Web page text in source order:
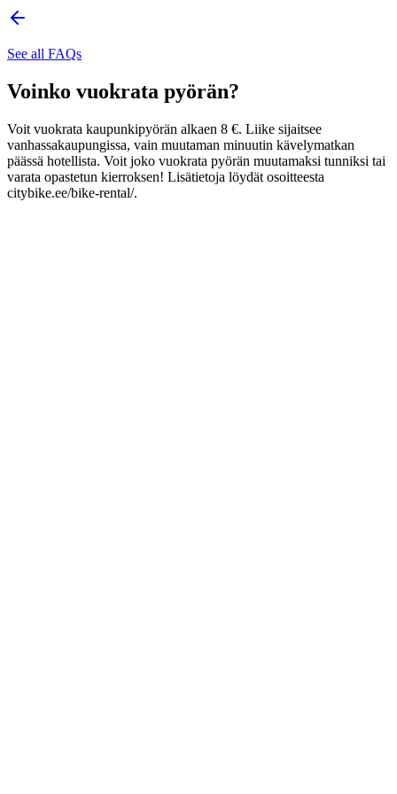
See all FAQs
Voinko vuokrata pyörän?
Voit vuokrata kaupunkipyörän alkaen 8 €. Liike sijaitsee
vanhassakaupungissa, vain muutaman minuutin kävelymatkan
päässä hotellista. Voit joko vuokrata pyörän muutamaksi tunniksi tai
varata opastetun kierroksen! Lisätietoja löydät osoitteesta
citybike.ee/bike-rental/.